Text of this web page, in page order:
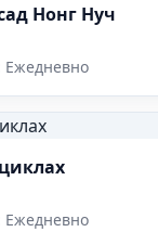
Нонг Нуч
Ежедневно
Ежедневно